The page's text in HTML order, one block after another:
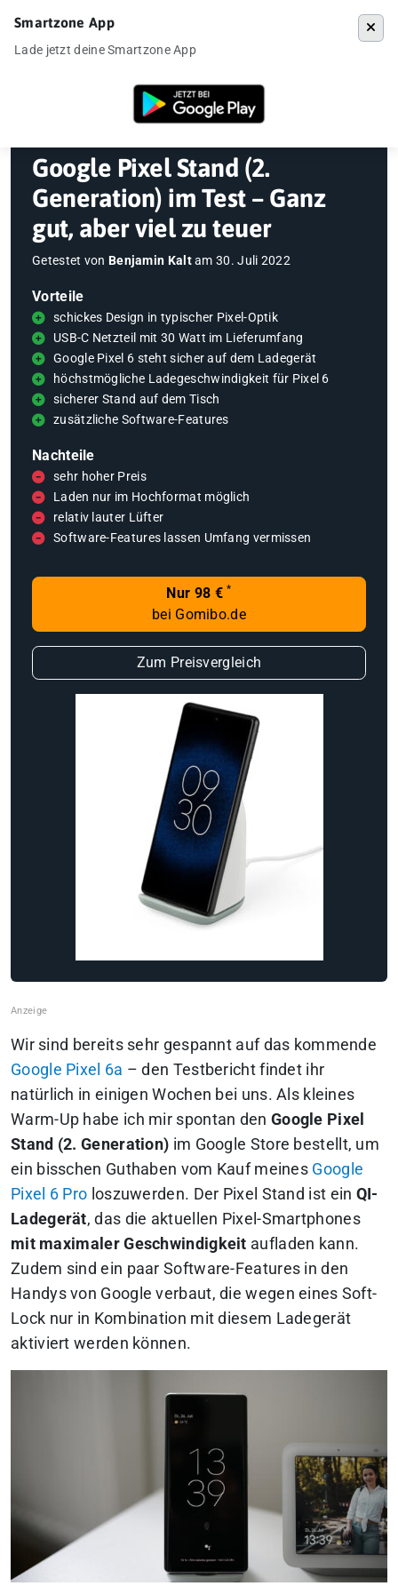
»Google Pixel Stand (2. Generation) im Test –
Google Pixel Stand (2.
Generation) im Test – Ganz
gut, aber viel zu teuer
Getestet von Benjamin Kaltam30. Juli 2022
Vorteile
schickes Design in typischer Pixel-Optik
USB-C Netzteil mit 30 Watt im Lieferumfang
Google Pixel 6 steht sicher auf dem Ladegerät
höchstmögliche Ladegeschwindigkeit für Pixel 6
sicherer Stand auf dem Tisch
zusätzliche Software-Features
Nachteile
sehr hoher Preis
Laden nur im Hochformat möglich
relativ lauter Lüfter
Software-Features lassen Umfang vermissen
Nur 98 € *
bei Gomibo.de
Zum Preisvergleich
Wir sind bereits sehr gespannt auf das kommende
Google Pixel 6a – den Testbericht findet ihr
natürlich in einigen Wochen bei uns. Als kleines
Warm-Up habe ich mir spontan den Google Pixel
Stand (2. Generation) im Google Store bestellt, um
ein bisschen Guthaben vom Kauf meines Google
Pixel 6 Pro loszuwerden. Der Pixel Stand ist ein QI-
Ladegerät, das die aktuellen Pixel-Smartphones
mit maximaler Geschwindigkeit aufladen kann.
Zudem sind ein paar Software-Features in den
Handys von Google verbaut, die wegen eines Soft-
Lock nur in Kombination mit diesem Ladegerät
aktiviert werden können.
Smartzone App
Lade jetzt deine Smartzone App